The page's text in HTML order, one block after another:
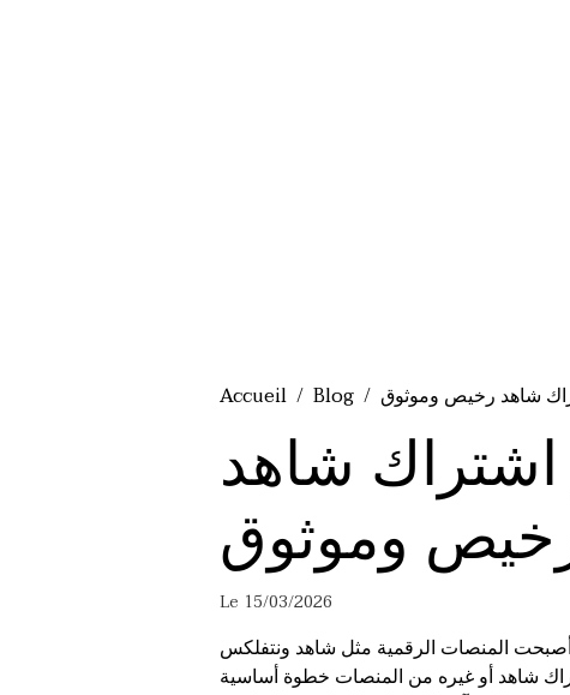
Accueil Blog
2026 لاختيار اشتراك شاهد
Le 15/03/2026
أصبحت المنصات الرقمية مثل شاهد ونتفلكس
شاهد أو غيره من المنصات خطوة أساسية